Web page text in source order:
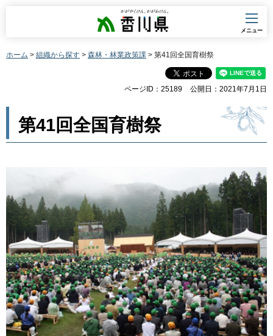
香川県
メニュー
ホーム > 組織から探す > 森林・林業政策課 > 第41回全国育樹祭
ページID：25189 公開日：2021年7月1日
第41回全国育樹祭